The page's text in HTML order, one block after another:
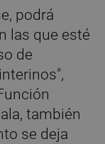
podrá
las que esté
de
también
se deja